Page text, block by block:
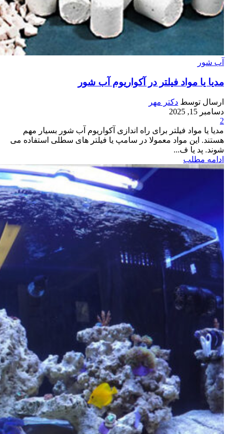
آب شور
مدیا یا مواد فیلتر در آکواریوم آب شور
ارسال توسط دکتر مهر
دسامبر 15, 2025
2
مدیا یا مواد فیلتر برای راه اندازی آکواریوم آب شور بسیار مهم
هستند. این مواد معمولا در سامپ یا فیلتر های سطلی استفاده می
شوند. پد یا ف...
ادامه مطلب